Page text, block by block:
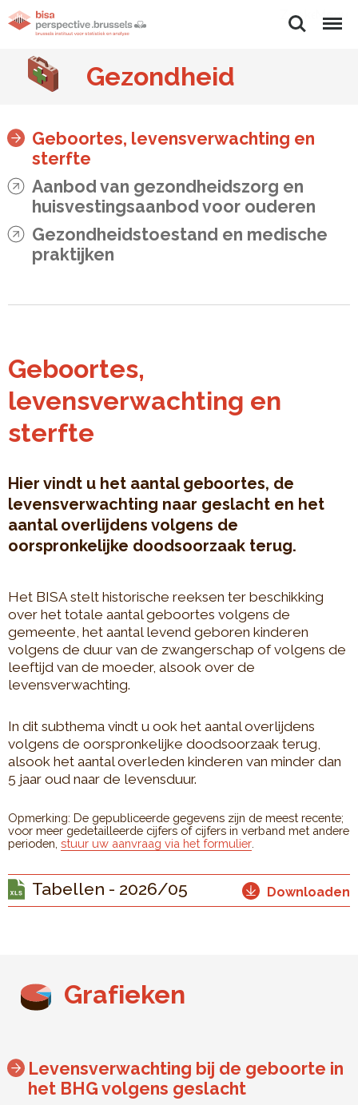
ZoekenMenu
Gezondheid
Geboortes, levensverwachting en
sterfte
Aanbod van gezondheidszorg en
huisvestingsaanbod voor ouderen
Gezondheidstoestand en medische
praktijken
Geboortes,
levensverwachting en
sterfte
Hier vindt u het aantal geboortes, de
levensverwachting naar geslacht en het
aantal overlijdens volgens de
oorspronkelijke doodsoorzaak terug.
Het BISA stelt historische reeksen ter beschikking
over het totale aantal geboortes volgens de
gemeente, het aantal levend geboren kinderen
volgens de duur van de zwangerschap of volgens de
leeftijd van de moeder, alsook over de
levensverwachting.
In dit subthema vindt u ook het aantal overlijdens
volgens de oorspronkelijke doodsoorzaak terug,
alsook het aantal overleden kinderen van minder dan
5 jaar oud naar de levensduur.
Opmerking: De gepubliceerde gegevens zijn de meest recente;
voor meer gedetailleerde cijfers of cijfers in verband met andere
perioden, stuur uw aanvraag via het formulier
Tabellen - 2026/05 Downloaden
Grafieken
Levensverwachting bij de geboorte in
het BHG volgens geslacht